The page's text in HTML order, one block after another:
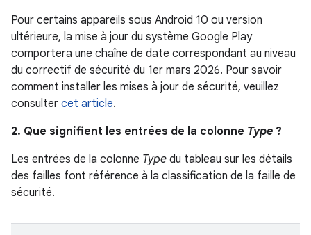
Pour certains appareils sous Android 10 ou version
ultérieure, la mise à jour du système Google Play
comportera une chaîne de date correspondant au niveau
du correctif de sécurité du 1er mars 2026. Pour savoir
comment installer les mises à jour de sécurité, veuillez
consulter cet article.
2. Que signifient les entrées de la colonne Type ?
Les entrées de la colonne Type du tableau sur les détails
des failles font référence à la classification de la faille de
sécurité.